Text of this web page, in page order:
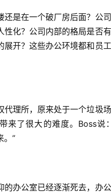
还是在一个破厂房后面？公
性化？公司内部的格局是否
展开？这些办公环境都和员
代理所，原来处于一个垃圾
来了很大的难度。Boss说
。”
的办公室已经逐渐死去，办